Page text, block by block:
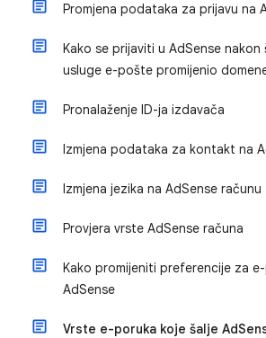
Promjena podataka za prijavu na
Kako se prijaviti u AdSense
usluge e-pošte promijenio
Pronalaženje ID-ja izdavača
Izmjena podataka za kontakt na
Izmjena jezika na AdSense računu
Provjera vrste AdSense računa
Kako promijeniti preferencije za
AdSense
Vrste e-poruka koje šalje